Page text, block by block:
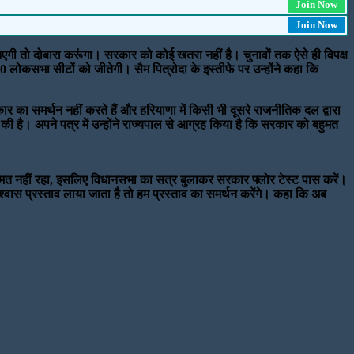
Join Now
Join Now
तो दोबारा करूंगा। सरकार को कोई खतरा नहीं है। चुनावों तक ऐसे ही विपक्ष
लोकसभा सीटों को जीतेगी। सैम पित्रोदा के इस्तीफे पर उन्होंने कहा कि
समर्थन नहीं करते हैं और हरियाणा में किसी भी दूसरे राजनीतिक दल द्वारा
की है। अपने पत्र में उन्होंने राज्यपाल से आग्रह किया है कि सरकार को बहुमत
नहीं रहा, इसलिए विधानसभा का सत्र बुलाकर सरकार फ्लोर टेस्ट पास करें।
प्रस्ताव लाया जाता है तो हम प्रस्ताव का समर्थन करेंगे। कहा कि अब